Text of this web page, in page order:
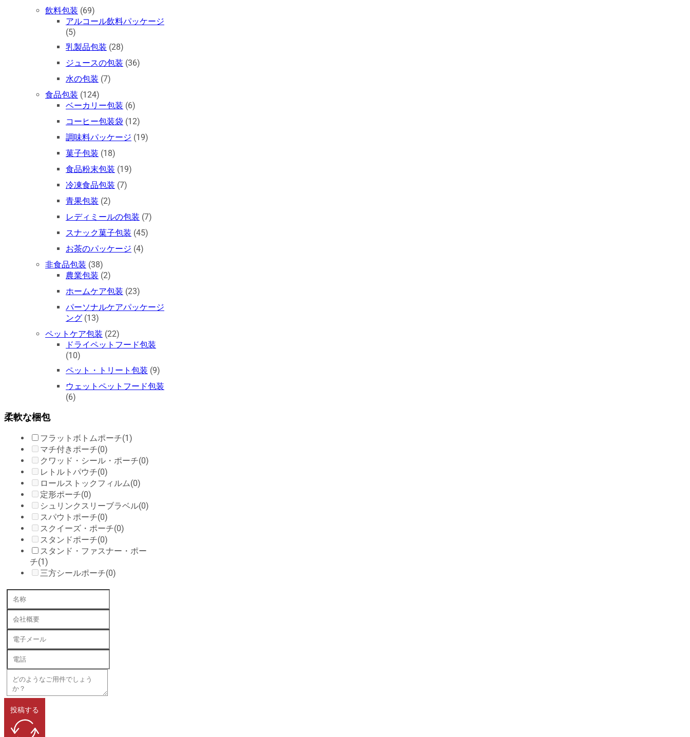
飲料包装 (69)
アルコール飲料パッケージ
(5)
乳製品包装 (28)
ジュースの包装 (36)
水の包装 (7)
食品包装 (124)
ベーカリー包装 (6)
コーヒー包装袋 (12)
調味料パッケージ (19)
菓子包装 (18)
食品粉末包装 (19)
冷凍食品包装 (7)
青果包装 (2)
レディミールの包装 (7)
スナック菓子包装 (45)
お茶のパッケージ (4)
非食品包装 (38)
農業包装 (2)
ホームケア包装 (23)
パーソナルケアパッケージ
ング (13)
ペットケア包装 (22)
ドライペットフード包装
(10)
ペット・トリート包装 (9)
ウェットペットフード包装
(6)
柔軟な梱包
フラットボトムポーチ(1)
マチ付きポーチ(0)
クワッド・シール・ポーチ(0)
レトルトパウチ(0)
ロールストックフィルム(0)
定形ポーチ(0)
シュリンクスリーブラベル(0)
スパウトポーチ(0)
スクイーズ・ポーチ(0)
スタンドポーチ(0)
スタンド・ファスナー・ポー
チ(1)
三方シールポーチ(0)
投稿する